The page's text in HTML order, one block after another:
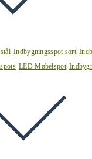
Indbygningsspot sort
LED Møbelspot